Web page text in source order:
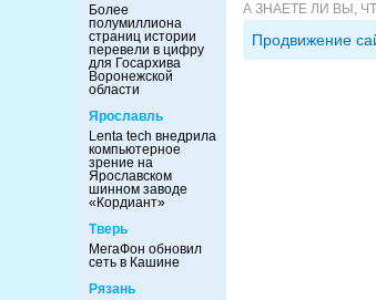
Более
полумиллиона
страниц истории
перевели в цифру
для Госархива
Воронежской
области
Ярославль
Lenta tech внедрила
компьютерное
зрение на
Ярославском
шинном заводе
«Кордиант»
Тверь
МегаФон обновил
сеть в Кашине
Рязань
А ЗНАЕТЕ ЛИ ВЫ,
Продвижение